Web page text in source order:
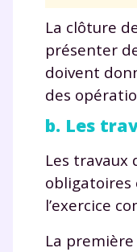
La clôture
présenter
doivent
des
b. Les
Les travaux
obligatoires
l’exercice
La